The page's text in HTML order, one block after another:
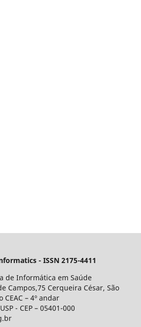
- ISSN 2175-4411
de Informática em Saúde
Campos,75 Cerqueira César, São
CEAC – 4º andar
- CEP – 05401-000